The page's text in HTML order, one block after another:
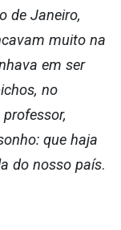
de Janeiro,
muito na
em ser
no
que haja
do nosso país.